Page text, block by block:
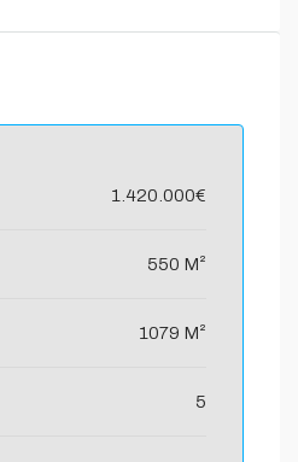
1.420.000€
550 M²
1079 M²
5